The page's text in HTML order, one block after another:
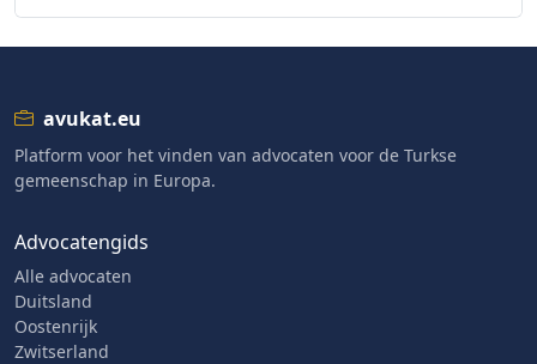
avukat.eu
Platform voor het vinden van advocaten voor de Turkse
gemeenschap in Europa.
Advocatengids
Alle advocaten
Duitsland
Oostenrijk
Zwitserland